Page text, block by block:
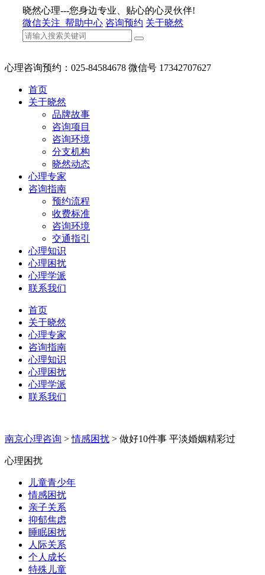
晓然心理---您身边专业、贴心的心灵伙伴!
微信关注 帮助中心 咨询预约 关于晓然
心理咨询预约：025-84584678 微信号 17342707627
首页
关于晓然
品牌故事
咨询项目
咨询环境
分支机构
晓然动态
心理专家
咨询指南
预约流程
收费标准
咨询环境
交通指引
心理知识
心理困扰
心理学派
联系我们
首页
关于晓然
心理专家
咨询指南
心理知识
心理困扰
心理学派
联系我们
南京心理咨询 > 情感困扰 > 做好10件事 平淡婚姻精彩过
心理困扰
儿童青少年
情感困扰
亲子关系
抑郁焦虑
睡眠困扰
人际关系
个人成长
特殊儿童